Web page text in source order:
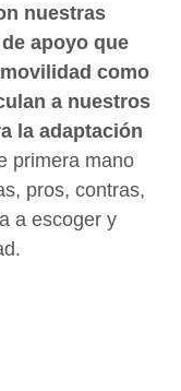
nuestras
apoyo que
como
a nuestros
la adaptación
primera mano
pros, contras,
a escoger y